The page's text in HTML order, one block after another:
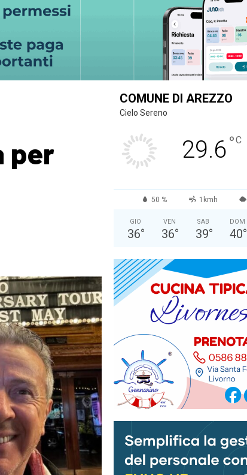
per
COMUNE DI AREZZO
Cielo Sereno
29.6°C
50 % 1kmh
GIO
36°
VEN
36°
SAB
39°
DOM
40°